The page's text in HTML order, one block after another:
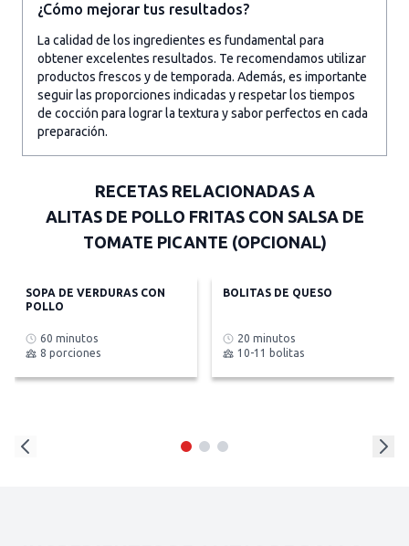
¿Cómo mejorar tus resultados?
La calidad de los ingredientes es fundamental para
obtener excelentes resultados. Te recomendamos utilizar
productos frescos y de temporada. Además, es importante
seguir las proporciones indicadas y respetar los tiempos
de cocción para lograr la textura y sabor perfectos en cada
preparación.
RECETAS RELACIONADAS A
ALITAS DE POLLO FRITAS CON SALSA DE
TOMATE PICANTE (OPCIONAL)
SOPA DE VERDURAS CON
POLLO
60 minutos
8 porciones
BOLITAS DE QUESO
20 minutos
10-11 bolitas